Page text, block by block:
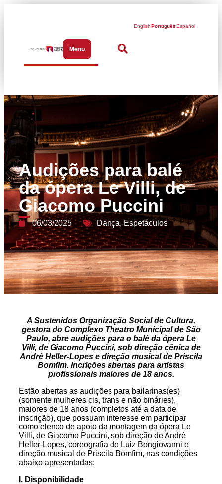
MenuAbrir menu de navegação
EnglishPortuguêsEspañol
Audições para balé
da ópera Le Villi, de
Giacomo Puccini
06/03/2025 Dança, Espetáculos
A Sustenidos Organização Social de Cultura,
gestora do Complexo Theatro Municipal de São
Paulo, abre audições para o balé da ópera Le
Villi, de Giacomo Puccini, sob direção cênica de
André Heller-Lopes e direção musical de Priscila
Bomfim. Incrições abertas para artistas
profissionais maiores de 18 anos.
Estão abertas as audições para bailarinas(es)
(somente mulheres cis, trans e não bináries),
maiores de 18 anos (completos até a data de
inscrição), que possuam interesse em participar
como elenco de apoio da montagem da ópera Le
Villi, de Giacomo Puccini, sob direção de André
Heller-Lopes, coreografia de Luiz Bongiovanni e
direção musical de Priscila Bomfim, nas condições
abaixo apresentadas:
I. Disponibilidade